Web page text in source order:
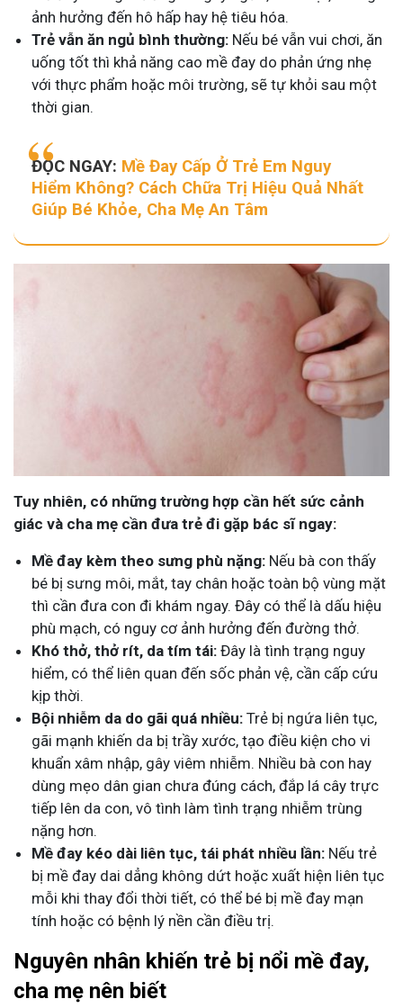
ảnh hưởng đến hô hấp hay hệ tiêu hóa.
Trẻ vẫn ăn ngủ bình thường: Nếu bé vẫn vui chơi, ăn
uống tốt thì khả năng cao mề đay do phản ứng nhẹ
với thực phẩm hoặc môi trường, sẽ tự khỏi sau một
thời gian.
ĐỌC NGAY: Mề Đay Cấp Ở Trẻ Em Nguy
Hiểm Không? Cách Chữa Trị Hiệu Quả Nhất
Giúp Bé Khỏe, Cha Mẹ An Tâm
Tuy nhiên, có những trường hợp cần hết sức cảnh
giác và cha mẹ cần đưa trẻ đi gặp bác sĩ ngay:
Mề đay kèm theo sưng phù nặng: Nếu bà con thấy
bé bị sưng môi, mắt, tay chân hoặc toàn bộ vùng mặt
thì cần đưa con đi khám ngay. Đây có thể là dấu hiệu
phù mạch, có nguy cơ ảnh hưởng đến đường thở.
Khó thở, thở rít, da tím tái: Đây là tình trạng nguy
hiểm, có thể liên quan đến sốc phản vệ, cần cấp cứu
kịp thời.
Bội nhiễm da do gãi quá nhiều: Trẻ bị ngứa liên tục,
gãi mạnh khiến da bị trầy xước, tạo điều kiện cho vi
khuẩn xâm nhập, gây viêm nhiễm. Nhiều bà con hay
dùng mẹo dân gian chưa đúng cách, đắp lá cây trực
tiếp lên da con, vô tình làm tình trạng nhiễm trùng
nặng hơn.
Mề đay kéo dài liên tục, tái phát nhiều lần: Nếu trẻ
bị mề đay dai dẳng không dứt hoặc xuất hiện liên tục
mỗi khi thay đổi thời tiết, có thể bé bị mề đay mạn
tính hoặc có bệnh lý nền cần điều trị.
Nguyên nhân khiến trẻ bị nổi mề đay,
cha mẹ nên biết